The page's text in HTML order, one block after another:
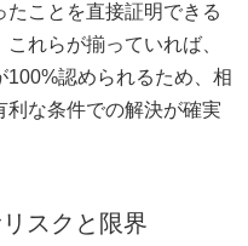
たことを直接証明できる
れらが揃っていれば、
認められるため、相
な条件での解決が確実
スクと限界